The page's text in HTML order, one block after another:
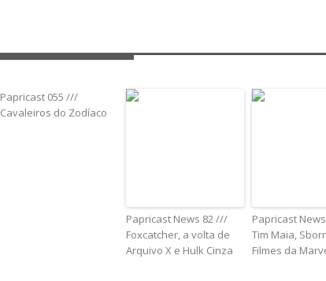
Papricast 055 ///
Cavaleiros do Zodíaco
Papricast News 82 ///
Foxcatcher, a volta de
Arquivo X e Hulk Cinza
Papricast
Tim Maia,
Filmes da